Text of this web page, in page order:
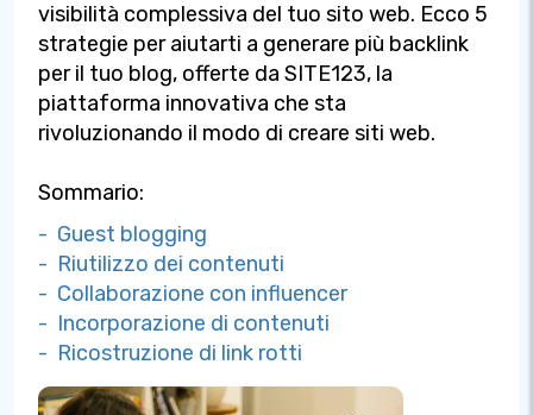
visibilità complessiva del tuo sito web. Ecco 5
strategie per aiutarti a generare più backlink
per il tuo blog, offerte da SITE123, la
piattaforma innovativa che sta
rivoluzionando il modo di creare siti web.
Sommario:
- Guest blogging
- Riutilizzo dei contenuti
- Collaborazione con influencer
- Incorporazione di contenuti
- Ricostruzione di link rotti